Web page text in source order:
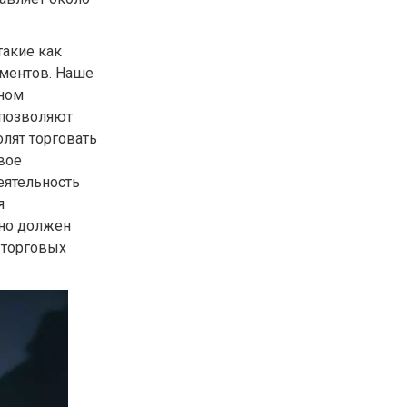
как
Наше
торговать
должен